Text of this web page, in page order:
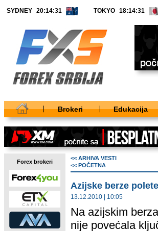
SYDNEY TOKYO
Brokeri Edukacija
Forex brokeri
<< ARHIVA VESTI
<< POČETNA
Azijske berze
13.12.2010 | 10:05
Na azijskim
nije povećala